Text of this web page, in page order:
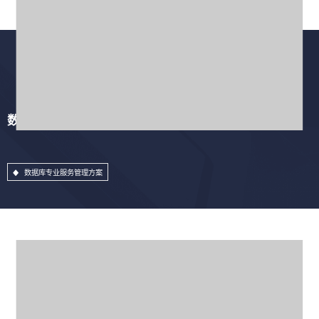
数据库专业服务管理方案
数据库专业服务管理方案